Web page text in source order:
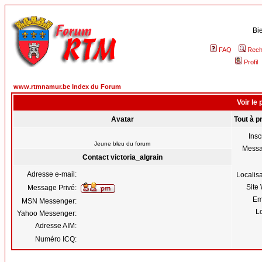
FAQ
Profil
www.rtmnamur.be Index du Forum
Voir le
Avatar Tout à
Jeune bleu du forum
Site
Contact victoria_algrain
Adresse e-mail:
Message Privé:
MSN Messenger:
Yahoo Messenger:
Adresse AIM:
Numéro ICQ: